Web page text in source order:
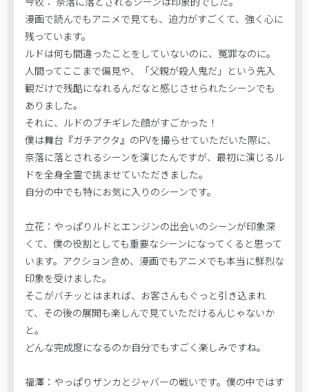
漫画で読んでもアニメで見ても、迫力がすごくて、強く心に
残っています。
ルドは何も間違ったことをしていないのに、冤罪なのに。
人間ってここまで偏見や、「父親が殺人鬼だ」という先入
観だけで残酷になれるんだなと感じさせられたシーンでも
ありました。
それに、ルドのブチギレた顔がすごかった！
僕は舞台『ガチアクタ』のPVを撮らせていただいた際に、
奈落に落とされるシーンを演じたんですが、最初に演じるル
ドを全身全霊で挑ませていただきました。
自分の中でも特にお気に入りのシーンです。
立花：やっぱりルドとエンジンの出会いのシーンが印象深
くて、僕の役割としても重要なシーンになってくると思って
います。アクション含め、漫画でもアニメでも本当に鮮烈な
印象を受けました。
そこがバチッとはまれば、お客さんもぐっと引き込まれ
て、その後の展開も楽しんで見ていただけるんじゃないか
と。
どんな完成度になるのか自分でもすごく楽しみですね。
福澤：やっぱりザンカとジャバーの戦いです。僕の中ではす